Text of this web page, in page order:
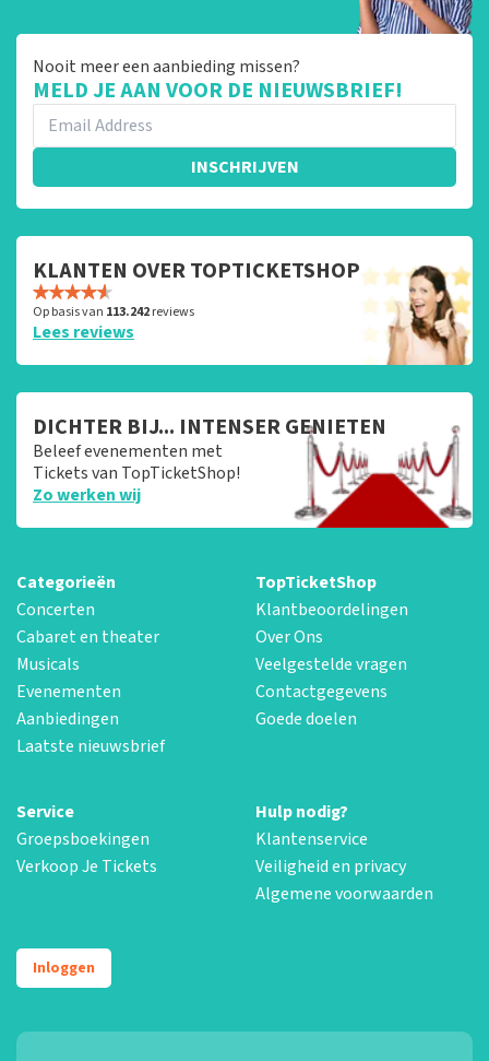
Nooit meer een aanbieding missen?
MELD JE AAN VOOR DE NIEUWSBRIEF!
INSCHRIJVEN
KLANTEN OVER TOPTICKETSHOP
Op basis van 113.242reviews
Lees reviews
DICHTER BIJ... INTENSER GENIETEN
Beleef evenementen met
Tickets van TopTicketShop!
Zo werken wij
Categorieën
Concerten
Cabaret en theater
Musicals
Evenementen
Aanbiedingen
Laatste nieuwsbrief
TopTicketShop
Klantbeoordelingen
Over Ons
Veelgestelde vragen
Contactgegevens
Goede doelen
Service
Groepsboekingen
Verkoop Je Tickets
Hulp nodig?
Klantenservice
Veiligheid en privacy
Algemene voorwaarden
Inloggen